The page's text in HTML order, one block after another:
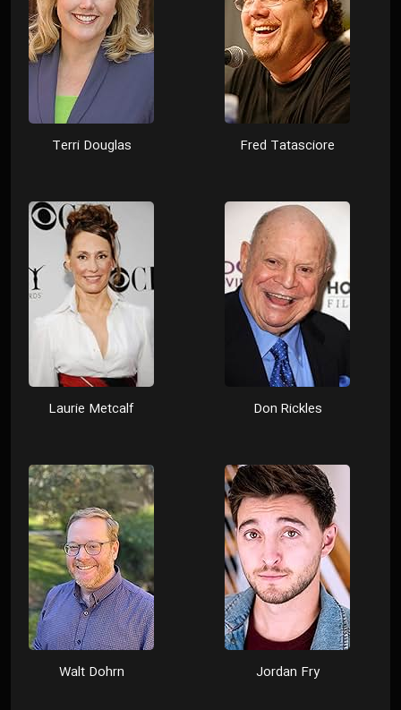
Fred Tatasciore
Terri Douglas
Don Rickles
Laurie Metcalf
Jordan Fry
Walt Dohrn